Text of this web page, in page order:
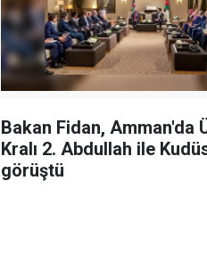
Bakan Fidan, Amman'da
Kralı 2. Abdullah ile
görüştü